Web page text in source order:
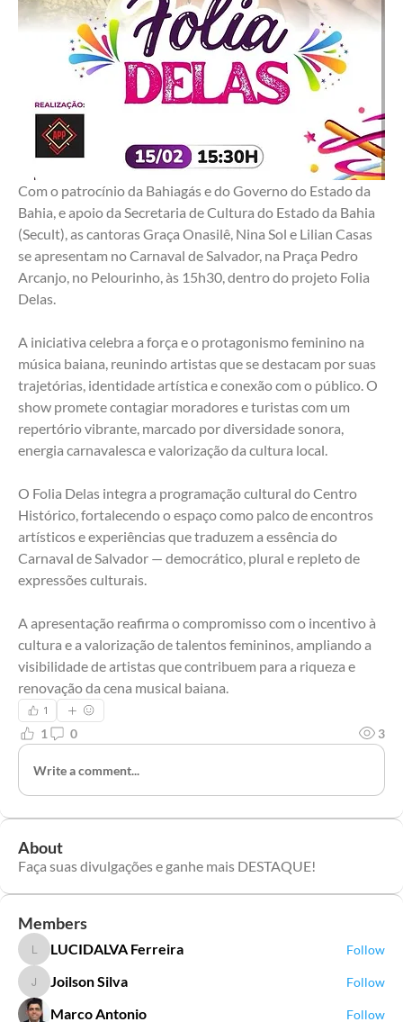
Com o patrocínio da Bahiagás e do Governo do Estado da
Bahia, e apoio da Secretaria de Cultura do Estado da Bahia
(Secult), as cantoras Graça Onasilê, Nina Sol e Lilian Casas
se apresentam no Carnaval de Salvador, na Praça Pedro
Arcanjo, no Pelourinho, às 15h30, dentro do projeto Folia
Delas.
A iniciativa celebra a força e o protagonismo feminino na
música baiana, reunindo artistas que se destacam por suas
trajetórias, identidade artística e conexão com o público. O
show promete contagiar moradores e turistas com um
repertório vibrante, marcado por diversidade sonora,
energia carnavalesca e valorização da cultura local.
O Folia Delas integra a programação cultural do Centro
Histórico, fortalecendo o espaço como palco de encontros
artísticos e experiências que traduzem a essência do
Carnaval de Salvador — democrático, plural e repleto de
expressões culturais.
A apresentação reafirma o compromisso com o incentivo à
cultura e a valorização de talentos femininos, ampliando a
visibilidade de artistas que contribuem para a riqueza e
renovação da cena musical baiana.
1
1 0 3
Write a comment...
About
Faça suas divulgações e ganhe mais DESTAQUE!
Members
LUCIDALVA Ferreira
LUCIDALVA Ferreira Follow
Joilson Silva
Joilson Silva Follow
Marco Antonio Follow